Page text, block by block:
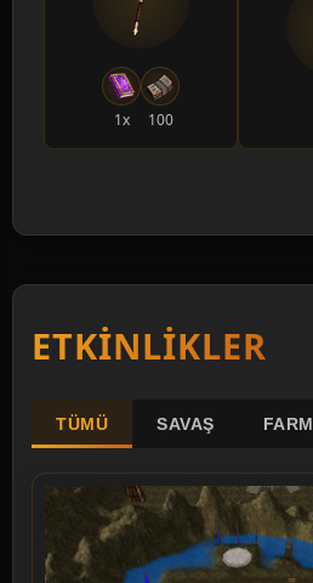
20 adet Razadör
+5 Ortalama Zarar
1x 100
ETKINLIKLER
TÜMÜ SAVAŞ FARM